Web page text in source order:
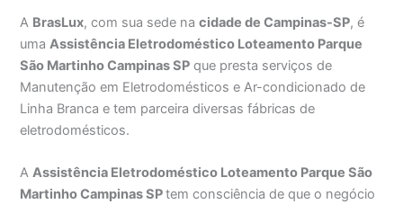
A BrasLux, com sua sede nacidade de Campinas-SP, é
umaAssistência Eletrodoméstico Loteamento Parque
São Martinho Campinas SP que presta serviços de
Manutenção em Eletrodomésticos e Ar-condicionado de
Linha Branca e tem parceira diversas fábricas de
eletrodomésticos.
AAssistência Eletrodoméstico Loteamento Parque São
Martinho Campinas SPtem consciência de que o negócio